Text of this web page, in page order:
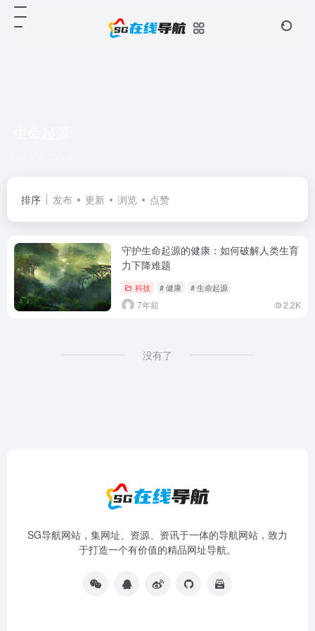
排序 发布 更新 浏览 点赞
守护生命起源的健康：如何破解人类生育
力下降难题
科技 # 健康 # 生命起源
7年前 2.2K
没有了
SG导航网站，集网址、资源、资讯于一体的导航网站，致力
于打造一个有价值的精品网址导航。